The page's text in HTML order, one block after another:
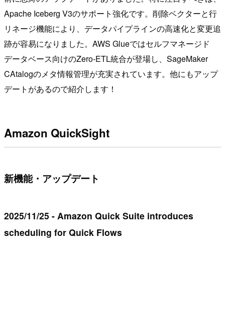
Apache Iceberg V3のサポート強化です。削除ベクターと行
リネージ機能により、データパイプラインの高速化と変更追
跡が容易になりました。AWS Glueではセルフマネージド
データベース向けのZero-ETL統合が登場し、SageMaker
CAtalogのメタ情報管理が充実されています。他にもアップ
デートがあるので紹介します！
Amazon QuickSight
新機能・アップデート
2025/11/25 - Amazon Quick Suite introduces
scheduling for Quick Flows